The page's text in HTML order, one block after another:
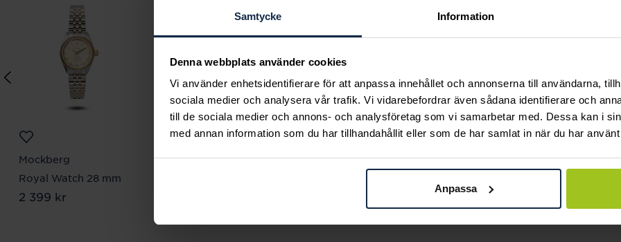
Samtycke Information
Denna webbplats använder cookies
Vi använder enhetsidentifierare för att anpassa innehållet och annonserna till användarna,
sociala medier och analysera vår trafik. Vi vidarebefordrar även sådana identifierare och
till de sociala medier och annons- och analysföretag som vi samarbetar med. Dessa kan i
med annan information som du har tillhandahållit eller som de har samlat in när du har
Anpassa
Mockberg
Royal Watch 28 mm
Pris:2 399 kr
2 399 kr
Lily and Rose
Svedbom & Co
Mockberg
Pris
799 kr